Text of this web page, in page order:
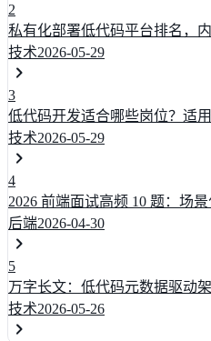
2
私有化部署低代码平台排名，
技术2026-05-29
3
低代码开发适合哪些岗位？适
技术2026-05-29
4
2026 前端面试高频 10 题：场
后端2026-04-30
5
万字长文：低代码元数据驱动
技术2026-05-26